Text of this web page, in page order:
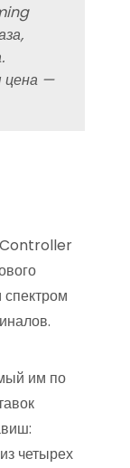
цена —
им по
четырех